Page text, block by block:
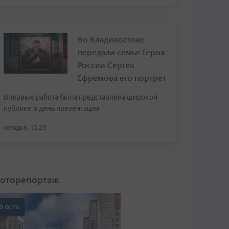
Во Владивостоке
передали семье Героя
России Сергея
Ефремова его портрет
Впервые работа была представлена широкой
публике в день презентации
сегодня, 13:20
фото